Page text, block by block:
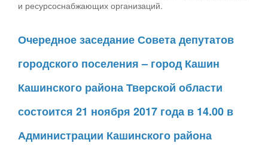
и ресурсоснабжающих организаций.
Очередное заседание Совета депутатов
городского поселения – город Кашин
Кашинского района Тверской области
состоится 21 ноября 2017 года в 14.00 в
Администрации Кашинского района